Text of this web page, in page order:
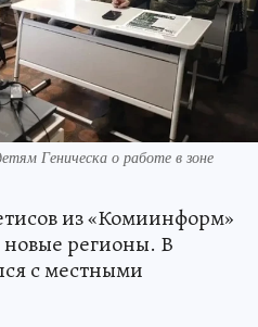
Геническа о работе в зоне
из «Комиинформ»
новые регионы. В
с местными